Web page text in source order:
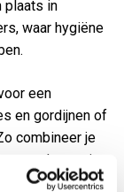
plaats in
waar hygiëne
een
en gordijnen of
combineer je